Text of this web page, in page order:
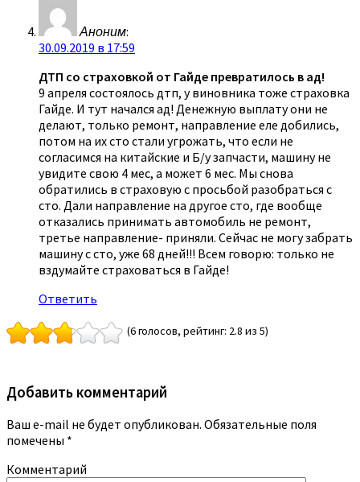
Аноним:
30.09.2019 в 17:59
ДТП со страховкой от Гайде превратилось в ад!
9 апреля состоялось дтп, у виновника тоже страховка
Гайде. И тут начался ад! Денежную выплату они не
делают, только ремонт, направление еле добились,
потом на их сто стали угрожать, что если не
согласимся на китайские и Б/у запчасти, машину не
увидите свою 4 мес, а может 6 мес. Мы снова
обратились в страховую с просьбой разобраться с
сто. Дали направление на другое сто, где вообще
отказались принимать автомобиль не ремонт,
третье направление- приняли. Сейчас не могу забрать
машину с сто, уже 68 дней!!! Всем говорю: только не
вздумайте страховаться в Гайде!
Ответить
(6 голосов, рейтинг: 2.8 из 5)
Добавить комментарий
Ваш e-mail не будет опубликован. Обязательные поля
помечены *
Комментарий